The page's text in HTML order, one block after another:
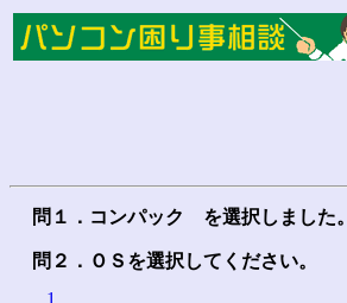
問１．コンパック を選択しました。
問２．ＯＳを選択してください。
1